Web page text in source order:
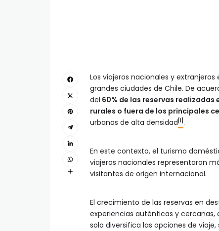
Los viajeros nacionales y
grandes ciudades de Chile. De
del 60% de las reservas
rurales o fuera de los principales
urbanas de alta densidad [1] .
En este contexto, el turismo
viajeros nacionales representaron
visitantes de origen internacional.
El crecimiento de las reservas en
experiencias auténticas y cercanas,
solo diversifica las opciones de